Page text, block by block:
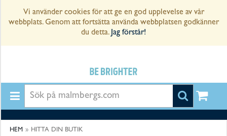
Vi använder cookies för att ge en god upplevelse av vår
webbplats. Genom att fortsätta använda webbplatsen godkänner
du detta. Jag förstår!
Sverige
in
Hitta
din
butik
HEM HITTA DIN BUTIK